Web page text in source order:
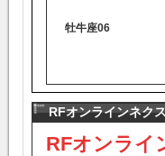
牡牛座06
RFオンラインネク
RFオンライ